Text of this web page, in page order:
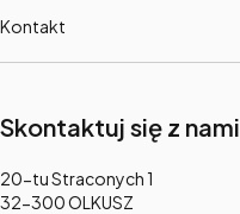
Kontakt
Skontaktuj się z nami
Adres:
20-tu Straconych 1
32-300 OLKUSZ